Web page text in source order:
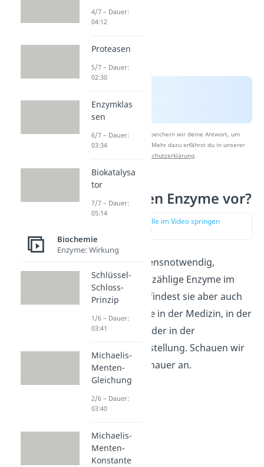
Nach Beantwortung speichern wir deine Antwort, um
Studyflix zu verbessern. Mehr dazu erfährst du in unserer
Datenschutzerklärung.
Wo kommen Enzyme vor?
zur Stelle im Video springen
(02:57)
Enzyme sind lebensnotwendig,
weswegen du unzählige Enzyme im
Körper hast. Du findest sie aber auch
im Alltag: Enzyme in der Medizin, in der
Landwirtschaft oder in der
Lebensmittelherstellung. Schauen wir
uns das noch genauer an.
4/7 – Dauer:
04:12
Proteasen
5/7 – Dauer:
02:30
Enzymklas
sen
6/7 – Dauer:
03:34
Biokatalysa
tor
7/7 – Dauer:
05:14
Biochemie
Enzyme: Wirkung
Schlüssel-
Schloss-
Prinzip
1/6 – Dauer:
03:41
Michaelis-
Menten-
Gleichung
2/6 – Dauer:
03:40
Michaelis-
Menten-
Konstante